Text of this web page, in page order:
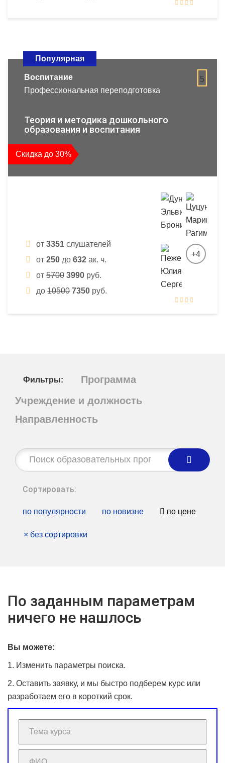
Популярная
5
Воспитание
Профессиональная переподготовка
Теория и методика дошкольного
образования и воспитания
Скидка до 30%
от 3351 слушателей
от 250 до 632 ак. ч.
от 5700 3990 руб.
до 10500 7350 руб.
+4
Фильтры:
Программа
Учреждение и должность
Направленность
Строка
поиска:
Сортировать:
по популярности по новизне по цене
× без сортировки
По заданным параметрам
ничего не нашлось
Вы можете:
1. Изменить параметры поиска.
2. Оставить заявку, и мы быстро подберем курс или
разработаем его в короткий срок.